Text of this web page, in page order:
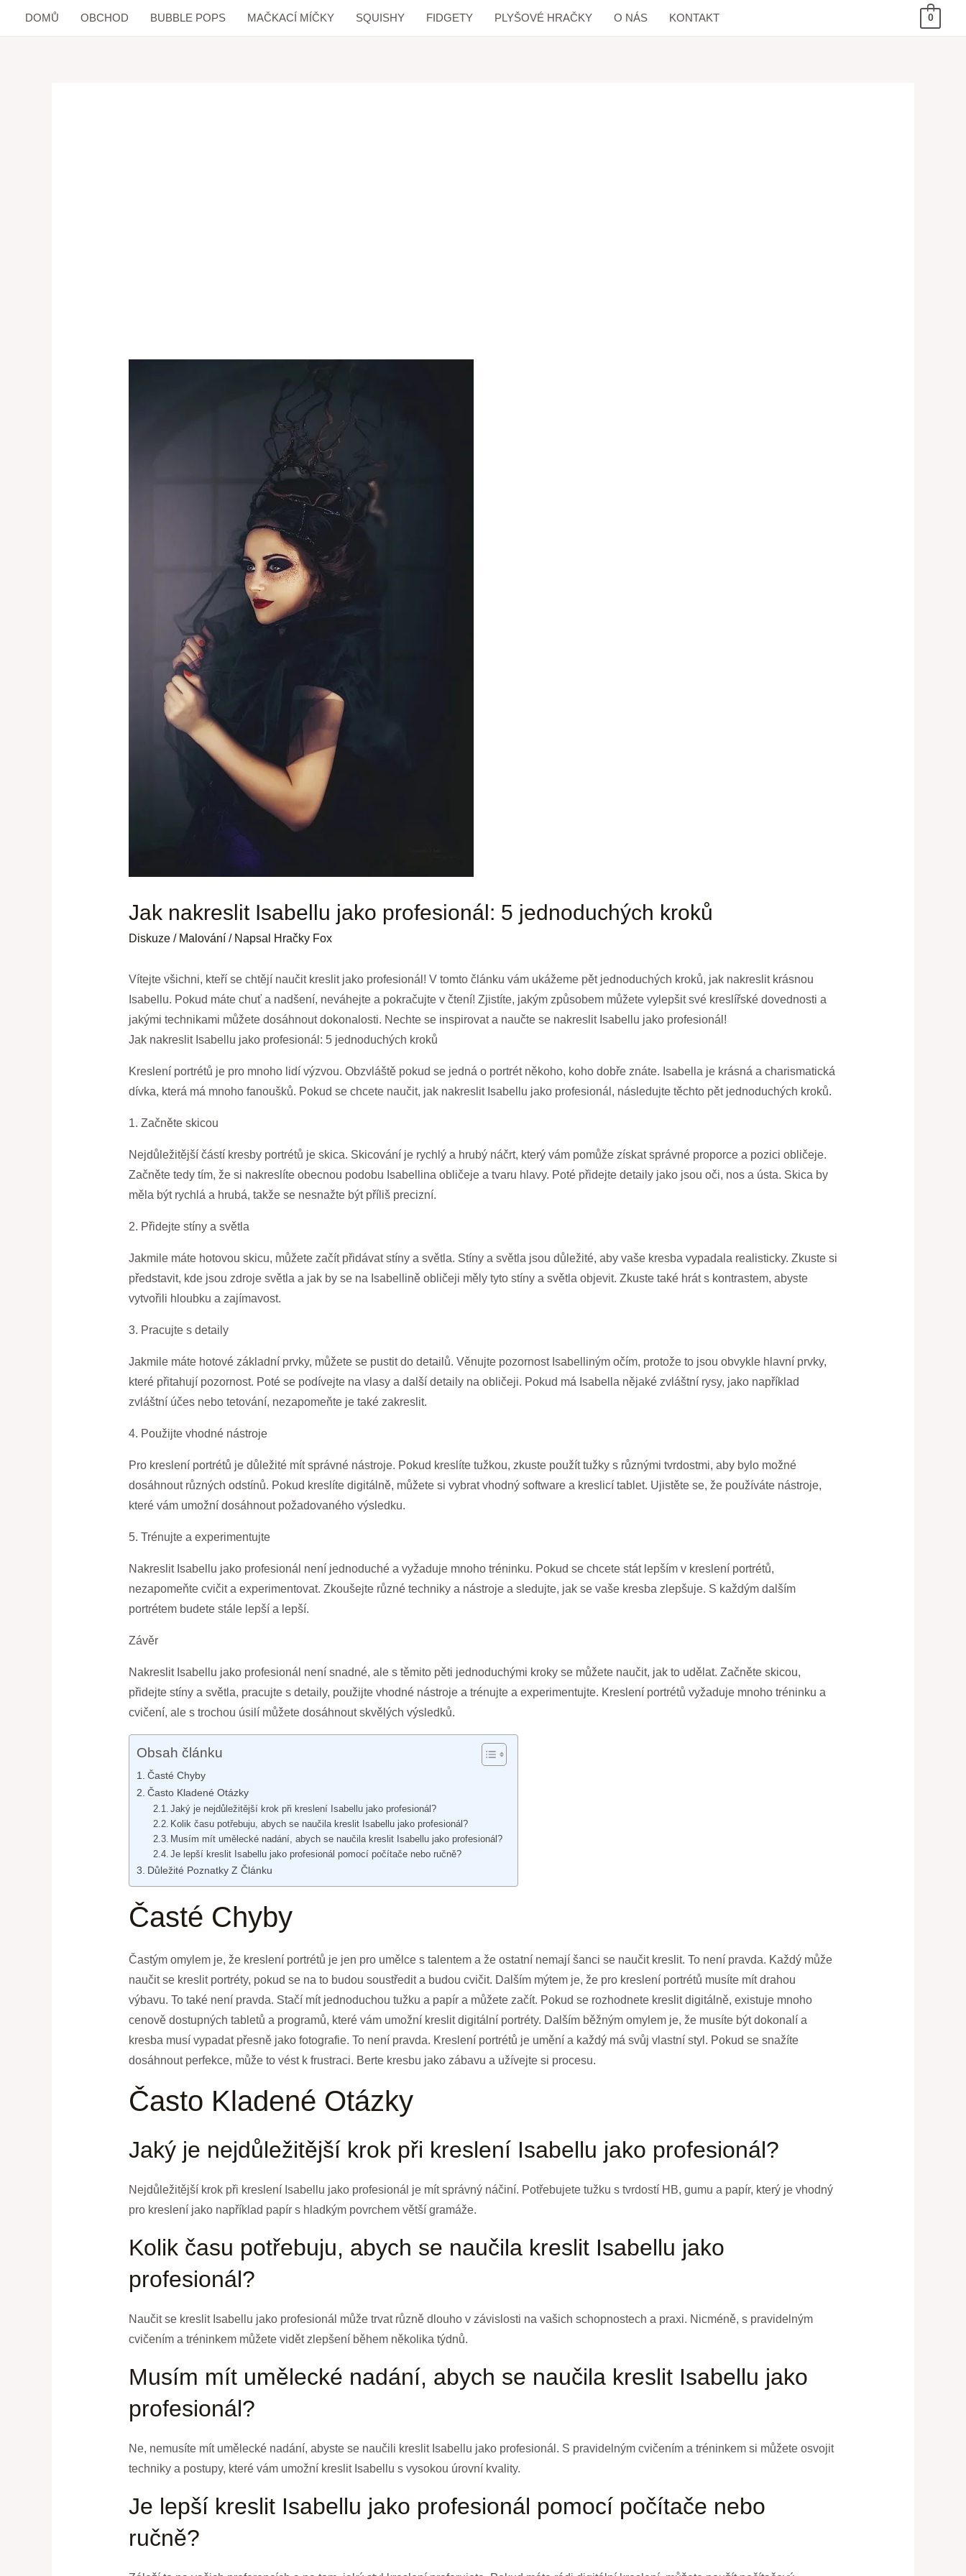
DOMŮ OBCHOD BUBBLE POPS MAČKACÍ MÍČKY SQUISHY FIDGETY PLYŠOVÉ HRAČKY O NÁS KONTAKT 0
Jak nakreslit Isabellu jako profesionál: 5 jednoduchých kroků
Diskuze / Malování/ Napsal Hračky Fox
Vítejte všichni, kteří se chtějí naučit kreslit jako profesionál! V tomto článku vám ukážeme pět jednoduchých kroků, jak nakreslit krásnou
Isabellu. Pokud máte chuť a nadšení, neváhejte a pokračujte v čtení! Zjistíte, jakým způsobem můžete vylepšit své kreslířské dovednosti a
jakými technikami můžete dosáhnout dokonalosti. Nechte se inspirovat a naučte se nakreslit Isabellu jako profesionál!
Jak nakreslit Isabellu jako profesionál: 5 jednoduchých kroků
Kreslení portrétů je pro mnoho lidí výzvou. Obzvláště pokud se jedná o portrét někoho, koho dobře znáte. Isabella je krásná a charismatická
dívka, která má mnoho fanoušků. Pokud se chcete naučit, jak nakreslit Isabellu jako profesionál, následujte těchto pět jednoduchých kroků.
1. Začněte skicou
Nejdůležitější částí kresby portrétů je skica. Skicování je rychlý a hrubý náčrt, který vám pomůže získat správné proporce a pozici obličeje.
Začněte tedy tím, že si nakreslíte obecnou podobu Isabellina obličeje a tvaru hlavy. Poté přidejte detaily jako jsou oči, nos a ústa. Skica by
měla být rychlá a hrubá, takže se nesnažte být příliš precizní.
2. Přidejte stíny a světla
Jakmile máte hotovou skicu, můžete začít přidávat stíny a světla. Stíny a světla jsou důležité, aby vaše kresba vypadala realisticky. Zkuste si
představit, kde jsou zdroje světla a jak by se na Isabellině obličeji měly tyto stíny a světla objevit. Zkuste také hrát s kontrastem, abyste
vytvořili hloubku a zajímavost.
3. Pracujte s detaily
Jakmile máte hotové základní prvky, můžete se pustit do detailů. Věnujte pozornost Isabelliným očím, protože to jsou obvykle hlavní prvky,
které přitahují pozornost. Poté se podívejte na vlasy a další detaily na obličeji. Pokud má Isabella nějaké zvláštní rysy, jako například
zvláštní účes nebo tetování, nezapomeňte je také zakreslit.
4. Použijte vhodné nástroje
Pro kreslení portrétů je důležité mít správné nástroje. Pokud kreslíte tužkou, zkuste použít tužky s různými tvrdostmi, aby bylo možné
dosáhnout různých odstínů. Pokud kreslíte digitálně, můžete si vybrat vhodný software a kreslicí tablet. Ujistěte se, že používáte nástroje,
které vám umožní dosáhnout požadovaného výsledku.
5. Trénujte a experimentujte
Nakreslit Isabellu jako profesionál není jednoduché a vyžaduje mnoho tréninku. Pokud se chcete stát lepším v kreslení portrétů,
nezapomeňte cvičit a experimentovat. Zkoušejte různé techniky a nástroje a sledujte, jak se vaše kresba zlepšuje. S každým dalším
portrétem budete stále lepší a lepší.
Závěr
Nakreslit Isabellu jako profesionál není snadné, ale s těmito pěti jednoduchými kroky se můžete naučit, jak to udělat. Začněte skicou,
přidejte stíny a světla, pracujte s detaily, použijte vhodné nástroje a trénujte a experimentujte. Kreslení portrétů vyžaduje mnoho tréninku a
cvičení, ale s trochou úsilí můžete dosáhnout skvělých výsledků.
Obsah článku
Časté Chyby
Často Kladené Otázky
Jaký je nejdůležitější krok při kreslení Isabellu jako profesionál?
Kolik času potřebuju, abych se naučila kreslit Isabellu jako profesionál?
Musím mít umělecké nadání, abych se naučila kreslit Isabellu jako profesionál?
Je lepší kreslit Isabellu jako profesionál pomocí počítače nebo ručně?
Důležité Poznatky Z Článku
Časté Chyby
Častým omylem je, že kreslení portrétů je jen pro umělce s talentem a že ostatní nemají šanci se naučit kreslit. To není pravda. Každý může
naučit se kreslit portréty, pokud se na to budou soustředit a budou cvičit. Dalším mýtem je, že pro kreslení portrétů musíte mít drahou
výbavu. To také není pravda. Stačí mít jednoduchou tužku a papír a můžete začít. Pokud se rozhodnete kreslit digitálně, existuje mnoho
cenově dostupných tabletů a programů, které vám umožní kreslit digitální portréty. Dalším běžným omylem je, že musíte být dokonalí a
kresba musí vypadat přesně jako fotografie. To není pravda. Kreslení portrétů je umění a každý má svůj vlastní styl. Pokud se snažíte
dosáhnout perfekce, může to vést k frustraci. Berte kresbu jako zábavu a užívejte si procesu.
Často Kladené Otázky
Jaký je nejdůležitější krok při kreslení Isabellu jako profesionál?
Nejdůležitější krok při kreslení Isabellu jako profesionál je mít správný náčiní. Potřebujete tužku s tvrdostí HB, gumu a papír, který je vhodný
pro kreslení jako například papír s hladkým povrchem větší gramáže.
Kolik času potřebuju, abych se naučila kreslit Isabellu jako
profesionál?
Naučit se kreslit Isabellu jako profesionál může trvat různě dlouho v závislosti na vašich schopnostech a praxi. Nicméně, s pravidelným
cvičením a tréninkem můžete vidět zlepšení během několika týdnů.
Musím mít umělecké nadání, abych se naučila kreslit Isabellu jako
profesionál?
Ne, nemusíte mít umělecké nadání, abyste se naučili kreslit Isabellu jako profesionál. S pravidelným cvičením a tréninkem si můžete osvojit
techniky a postupy, které vám umožní kreslit Isabellu s vysokou úrovní kvality.
Je lepší kreslit Isabellu jako profesionál pomocí počítače nebo
ručně?